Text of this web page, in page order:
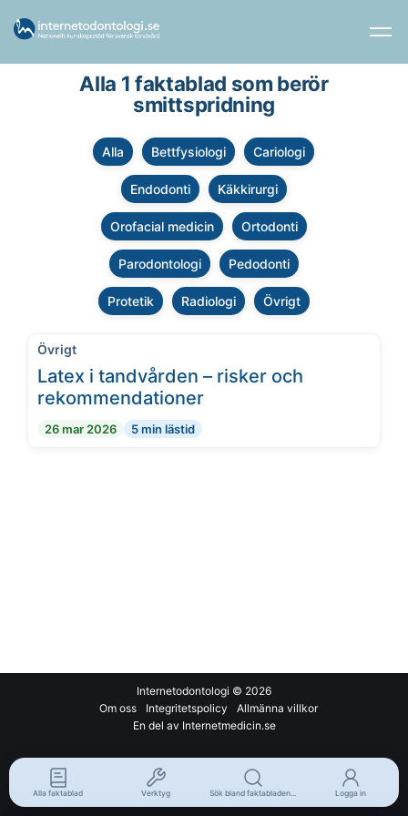
Alla 1 faktablad som berör
smittspridning
Alla Bettfysiologi Cariologi
Endodonti Käkkirurgi
Orofacial medicin Ortodonti
Parodontologi Pedodonti
Protetik Radiologi Övrigt
Övrigt
Latex i tandvården – risker och
rekommendationer
26 mar 2026 5 min lästid
Internetodontologi © 2026
Om oss
Integritetspolicy
Allmänna villkor
En del av Internetmedicin.se
Alla faktablad Verktyg Sök bland faktabladen... Logga in